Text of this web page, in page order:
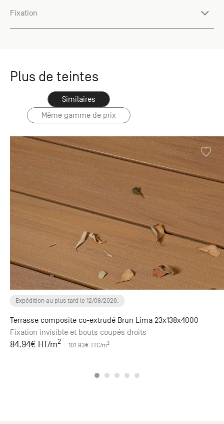
Fixation
Plus de teintes
Similaires
Même gamme de prix
Expédition au plus tard le 12/08/2026.
Terrasse composite co-extrudé Brun Lima 23x138x4000
Fixation invisible et bouts coupés droits
84.94€ HT/m2 101.93€ TTC/m2